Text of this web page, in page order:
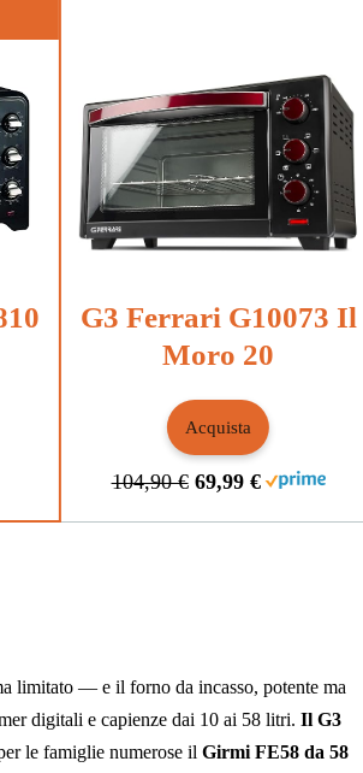
G3 Ferrari G10073 Il
Moro 20
Acquista
104,90 € 69,99 €
limitato — e il forno da incasso, potente ma
digitali e capienze dai 10 ai 58 litri. Il G3
le famiglie numerose il Girmi FE58 da 58